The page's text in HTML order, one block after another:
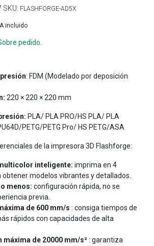
SKU: FLASHFORGE-AD5X
incluido
pedido.
: FDM (Modelado por deposición
220 × 220 × 220 mm
PLA/ PLA PRO/HS PLA/ PLA
PETG/PETG Pro/ HS PETG/ASA
de la impresora 3D Flashforge:
inteligente: imprima en 4
obtener modelos vibrantes y detallados.
menos: configuración rápida, no se
previa.
de 600 mm/s : consiga tiempos de
rápidos con capacidades de alta
máxima de 20000 mm/s²: garantiza